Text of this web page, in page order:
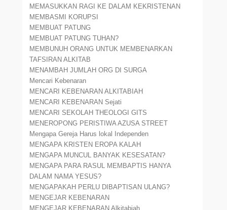
MEMASUKKAN RAGI KE DALAM KEKRISTENAN
MEMBASMI KORUPSI
MEMBUAT PATUNG
MEMBUAT PATUNG TUHAN?
MEMBUNUH ORANG UNTUK MEMBENARKAN
TAFSIRAN ALKITAB
MENAMBAH JUMLAH ORG DI SURGA
Mencari Kebenaran
MENCARI KEBENARAN ALKITABIAH
MENCARI KEBENARAN Sejati
MENCARI SEKOLAH THEOLOGI GITS
MENEROPONG PERISTIWA AZUSA STREET
Mengapa Gereja Harus lokal Independen
MENGAPA KRISTEN EROPA KALAH
MENGAPA MUNCUL BANYAK KESESATAN?
MENGAPA PARA RASUL MEMBAPTIS HANYA
DALAM NAMA YESUS?
MENGAPAKAH PERLU DIBAPTISAN ULANG?
MENGEJAR KEBENARAN
MENGEJAR KEBENARAN Alkitabiah